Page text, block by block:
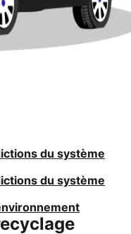
du système
du système